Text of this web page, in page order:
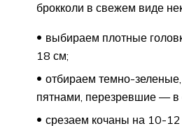
брокколи в свежем виде
выбираем плотные
18 см;
отбираем темно-
пятнами, перезревшие — в
срезаем кочаны на 10-